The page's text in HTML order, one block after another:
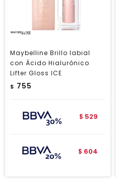
Maybelline Brillo labial
con Ácido Hialurónico
Lifter Gloss ICE
$ 755
$ 529
$ 604